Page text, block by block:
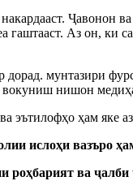
Ҷавонон
гаштааст. Аз он, ки
мунтазири
вокуниш нишон
эътилофҳо ҳам яке
ислоҳи вазъро
роҳбарият ва